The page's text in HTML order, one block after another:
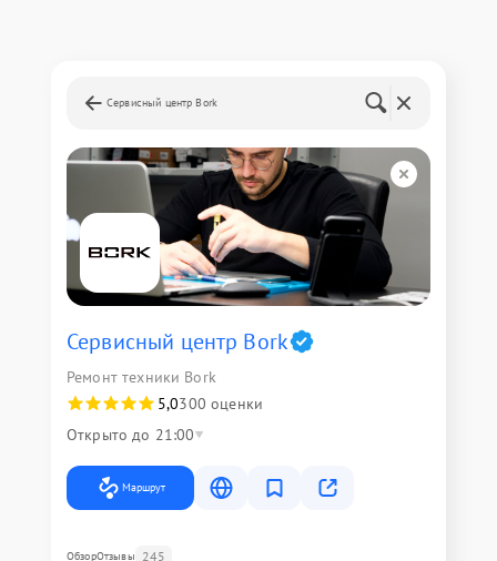
Сервисный центр Bork
Сервисный центр Bork
Ремонт техники Bork
5,0300 оценки
Открыто до 21:00
Маршрут
ОбзорОтзывы 245